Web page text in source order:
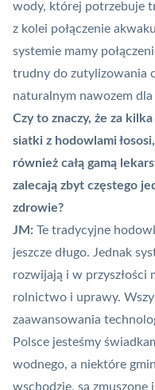
wody, której potrzebuje
z kolei połączenie
systemie mamy
trudny do zutylizowania
naturalnym nawozem
Czy to znaczy, że za
siatki z hodowlami
również całą gamą
zalecają zbyt częstego
zdrowie?
JM: Te tradycyjne
jeszcze długo. Jednak
rozwijają i w przyszłości
rolnictwo i uprawy.
zaawansowania
Polsce jesteśmy
wodnego, a niektóre
wschodzie, są